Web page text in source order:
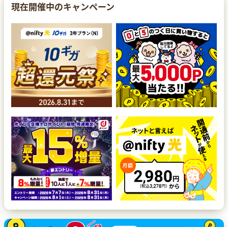
現在開催中のキャンペーン